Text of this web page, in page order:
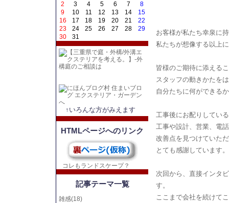
お客様が私たち幸泉に
私たちが想像する以上
皆様のご期待に添える
スタッフの動きかたを
自分たちに何ができる
工事後にお配りしてい
工事や設計、営業、電
改善点を見つけていた
とても感謝しています。
次回から、直接インタ
す。
ここまで会社を続けて
2
3 4 5 6 7
8
9
10 11 12 13 14
15
16
17 18 19 20 21
22
23
24 25 26 27 28
29
30
31
↑いろんな方がみえます
HTMLページへのリンク
コレもランドスケープ？
記事テーマ一覧
雑感(18)